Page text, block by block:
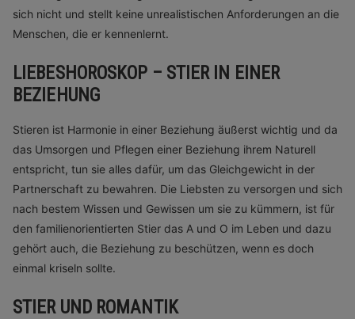
sich nicht und stellt keine unrealistischen Anforderungen an die
Menschen, die er kennenlernt.
LIEBESHOROSKOP – STIER IN EINER
BEZIEHUNG
Stieren ist Harmonie in einer Beziehung äußerst wichtig und da
das Umsorgen und Pflegen einer Beziehung ihrem Naturell
entspricht, tun sie alles dafür, um das Gleichgewicht in der
Partnerschaft zu bewahren. Die Liebsten zu versorgen und sich
nach bestem Wissen und Gewissen um sie zu kümmern, ist für
den familienorientierten Stier das A und O im Leben und dazu
gehört auch, die Beziehung zu beschützen, wenn es doch
einmal kriseln sollte.
STIER UND ROMANTIK